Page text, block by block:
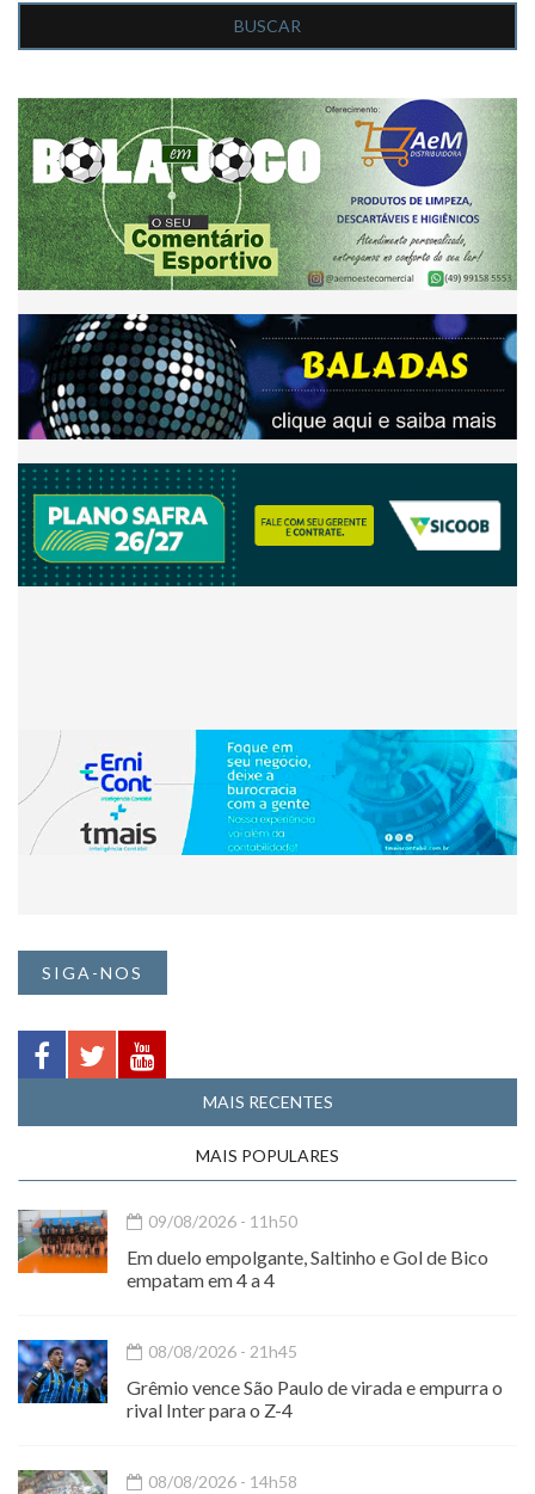
SIGA-NOS
MAIS RECENTES
MAIS POPULARES
09/08/2026 - 11h50
Em duelo empolgante, Saltinho e Gol de Bico
empatam em 4 a 4
08/08/2026 - 21h45
Grêmio vence São Paulo de virada e empurra o
rival Inter para o Z-4
08/08/2026 - 14h58